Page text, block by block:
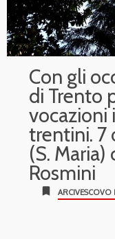
Con gli
di Trento
vocazioni
trentini. 7
(S.
Rosmini
bookmark ARCIVESCOVO